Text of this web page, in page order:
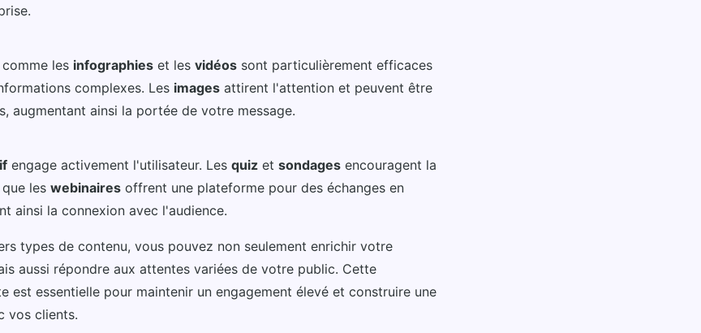
comme les infographies et les vidéos sont particulièrement efficaces
complexes. Les images attirent l'attention et peuvent être
augmentant ainsi la portée de votre message.
engage activement l'utilisateur. Les quiz et sondages encouragent la
les webinaires offrent une plateforme pour des échanges en
ainsi la connexion avec l'audience.
types de contenu, vous pouvez non seulement enrichir votre
aussi répondre aux attentes variées de votre public. Cette
est essentielle pour maintenir un engagement élevé et construire une
vos clients.